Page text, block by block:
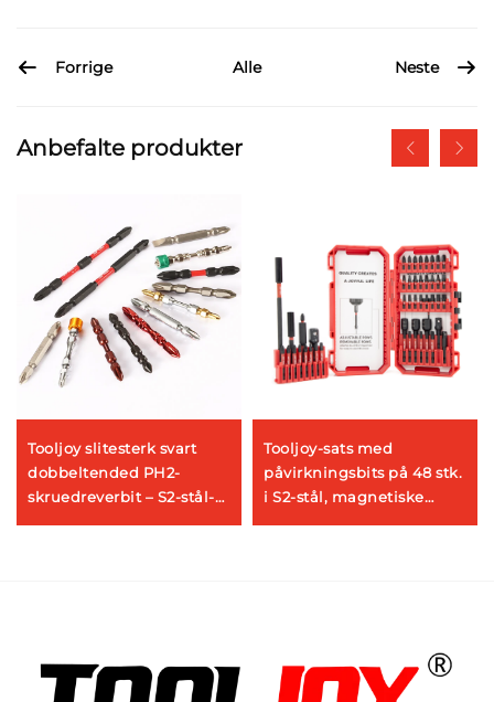
Forrige Alle Neste
Anbefalte produkter
Tooljoy slitesterk svart
dobbeltended PH2-
skruedreverbit – S2-stål-
Tooljoy-sats med
påvirkningsbits på 48 stk.
i S2-stål, magnetiske